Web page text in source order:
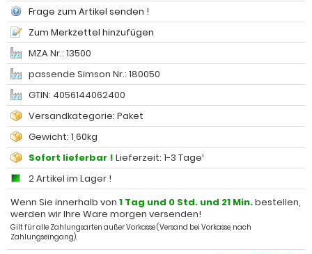
Frage zum Artikel senden !
Zum Merkzettel hinzufügen
MZA Nr.: 13500
passende Simson Nr.: 180050
GTIN: 4056144062400
Versandkategorie: Paket
Gewicht: 1,60kg
Sofort lieferbar ! Lieferzeit: 1-3 Tage¹
2 Artikel im Lager !
Wenn Sie innerhalb von 1 Tag und 0 Std. und 21 Min.bestellen,
werden wir Ihre Ware morgen versenden!
Gilt für alle Zahlungsarten außer Vorkasse (Versand bei Vorkasse, nach
Zahlungseingang).